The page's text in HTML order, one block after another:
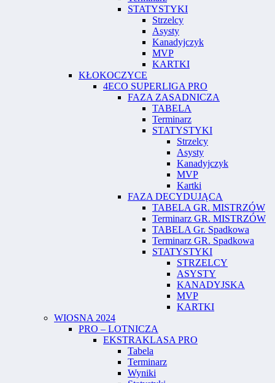
STATYSTYKI
Strzelcy
Asysty
Kanadyjczyk
MVP
KARTKI
KŁOKOCZYCE
4ECO SUPERLIGA PRO
FAZA ZASADNICZA
TABELA
Terminarz
STATYSTYKI
Strzelcy
Asysty
Kanadyjczyk
MVP
Kartki
FAZA DECYDUJĄCA
TABELA GR. MISTRZÓW
Terminarz GR. MISTRZÓW
TABELA Gr. Spadkowa
Terminarz GR. Spadkowa
STATYSTYKI
STRZELCY
ASYSTY
KANADYJSKA
MVP
KARTKI
WIOSNA 2024
PRO – LOTNICZA
EKSTRAKLASA PRO
Tabela
Terminarz
Wyniki